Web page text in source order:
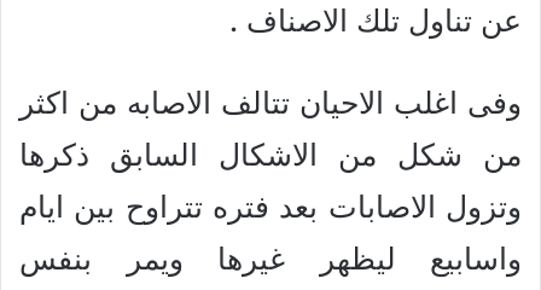
عن تناول تلك الاصناف .
وفى اغلب الاحيان تتالف الاصابه من اكثر
من شكل من الاشكال السابق ذكرها
وتزول الاصابات بعد فتره تتراوح بين ايام
واسابيع ليظهر غيرها ويمر بنفس